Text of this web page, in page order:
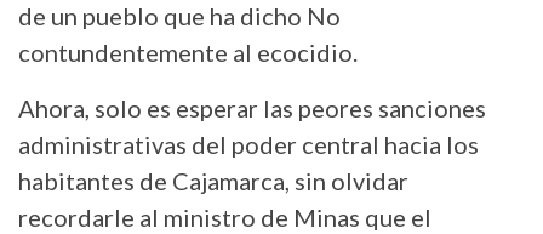
de un pueblo que ha dicho No
contundentemente al ecocidio.
Ahora, solo es esperar las peores sanciones
administrativas del poder central hacia los
habitantes de Cajamarca, sin olvidar
recordarle al ministro de Minas que el